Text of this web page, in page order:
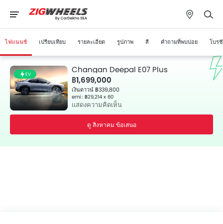
ไฟแนนซ์ เปรียบเทียบ รายละเอียด รูปภาพ สี คำถามที่พบบ่อย โบร
EV
Changan Deepal E07 Plus
฿1,699,000
เงินดาวน์ ฿339,800
emi : ฿29,214 x 60
แสดงความคิดเห็น
ดู สิงหาคม ข้อเสนอ